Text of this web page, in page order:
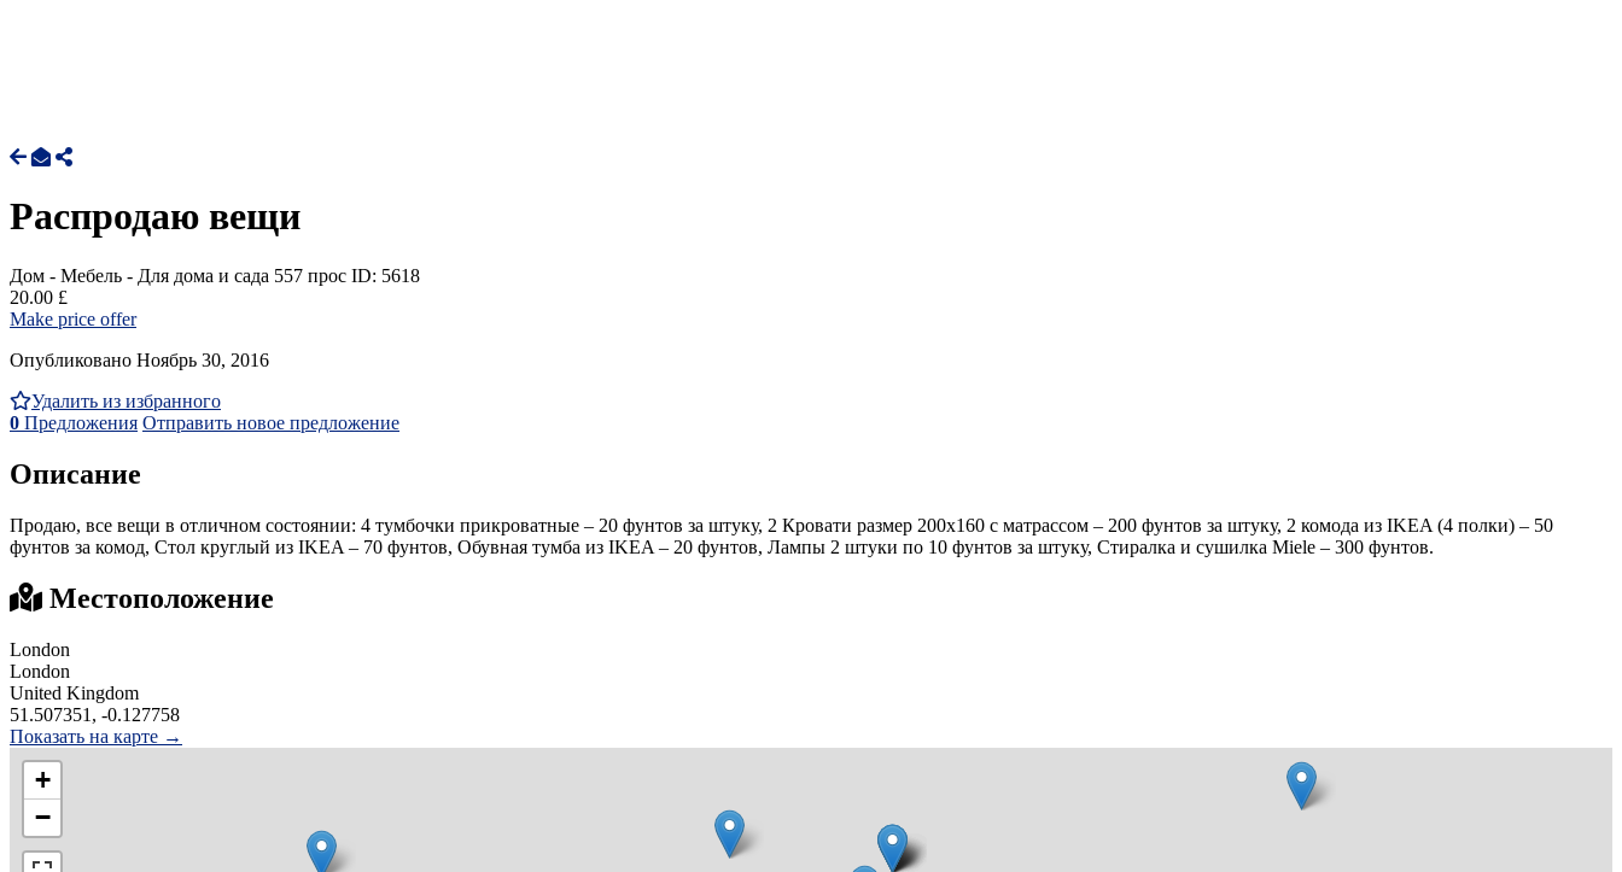
Распродаю вещи
Дом - Мебель - Для дома и сада 557 прос ID: 5618
20.00 £
Make price offer
Опубликовано Ноябрь 30, 2016
Удалить из избранного
0 Предложения Отправить новое предложение
Описание
Продаю, все вещи в отличном состоянии: 4 тумбочки прикроватные – 20 фунтов за штуку, 2 Кровати размер 200х160 с матрассом – 200 фунтов за штуку, 2 комода из IKEA (4 полки) – 50
фунтов за комод, Стол круглый из IKEA – 70 фунтов, Обувная тумба из IKEA – 20 фунтов, Лампы 2 штуки по 10 фунтов за штуку, Стиралка и сушилка Miele – 300 фунтов.
Местоположение
London
London
United Kingdom
51.507351, -0.127758
Показать на карте →
+
−